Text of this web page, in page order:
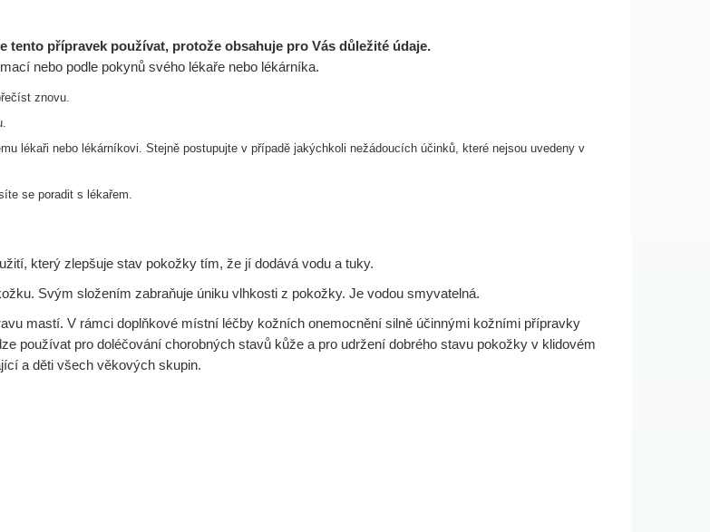
přípravek používat, protože obsahuje pro Vás důležité údaje.
nebo podle pokynů svého lékaře nebo lékárníka.
znovu.
lékaři nebo lékárníkovi. Stejně postupujte v případě jakýchkoli nežádoucích účinků, které nejsou uvedeny v
se poradit s lékařem.
který zlepšuje stav pokožky tím, že jí dodává vodu a tuky.
Svým složením zabraňuje úniku vlhkosti z pokožky. Je vodou smyvatelná.
mastí. V rámci doplňkové místní léčby kožních onemocnění silně účinnými kožními přípravky
používat pro doléčování chorobných stavů kůže a pro udržení dobrého stavu pokožky v klidovém
a děti všech věkových skupin.